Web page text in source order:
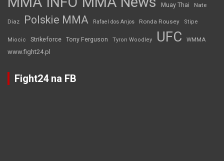
Muay Thai Nate
Diaz Polskie MMA Rafael dos Anjos Ronda Rousey Stipe
Miocic Strikeforce Tony Ferguson Tyron Woodley UFC WMMA
www.fight24.pl
Fight24 na FB